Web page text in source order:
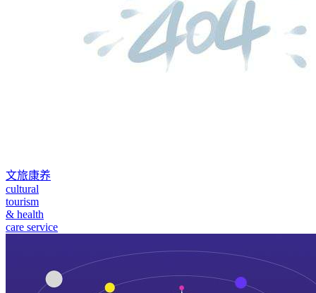
文旅康养
cultural
tourism
& health
care service